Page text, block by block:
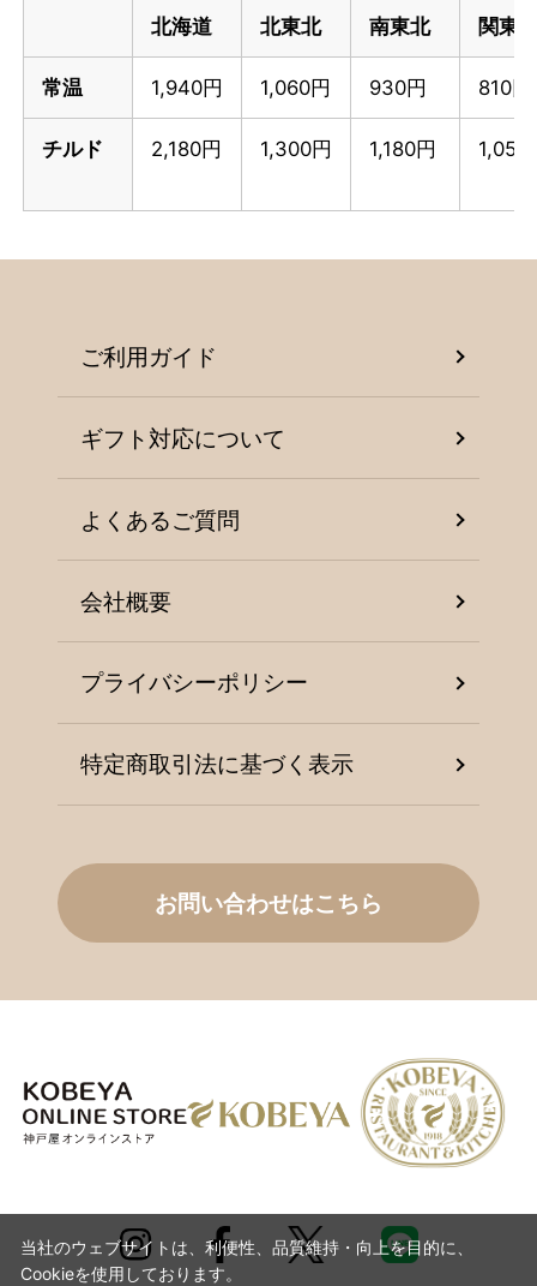
北海道 北東北 南東北 関東
常温 1,940円 1,060円 930円 810円
チルド 2,180円 1,300円 1,180円 1,050
ご利用ガイド
ギフト対応について
よくあるご質問
会社概要
プライバシーポリシー
特定商取引法に基づく表示
お問い合わせはこちら
当社のウェブサイトは、利便性、品質維持・向上を目的に、
Cookieを使用しております。